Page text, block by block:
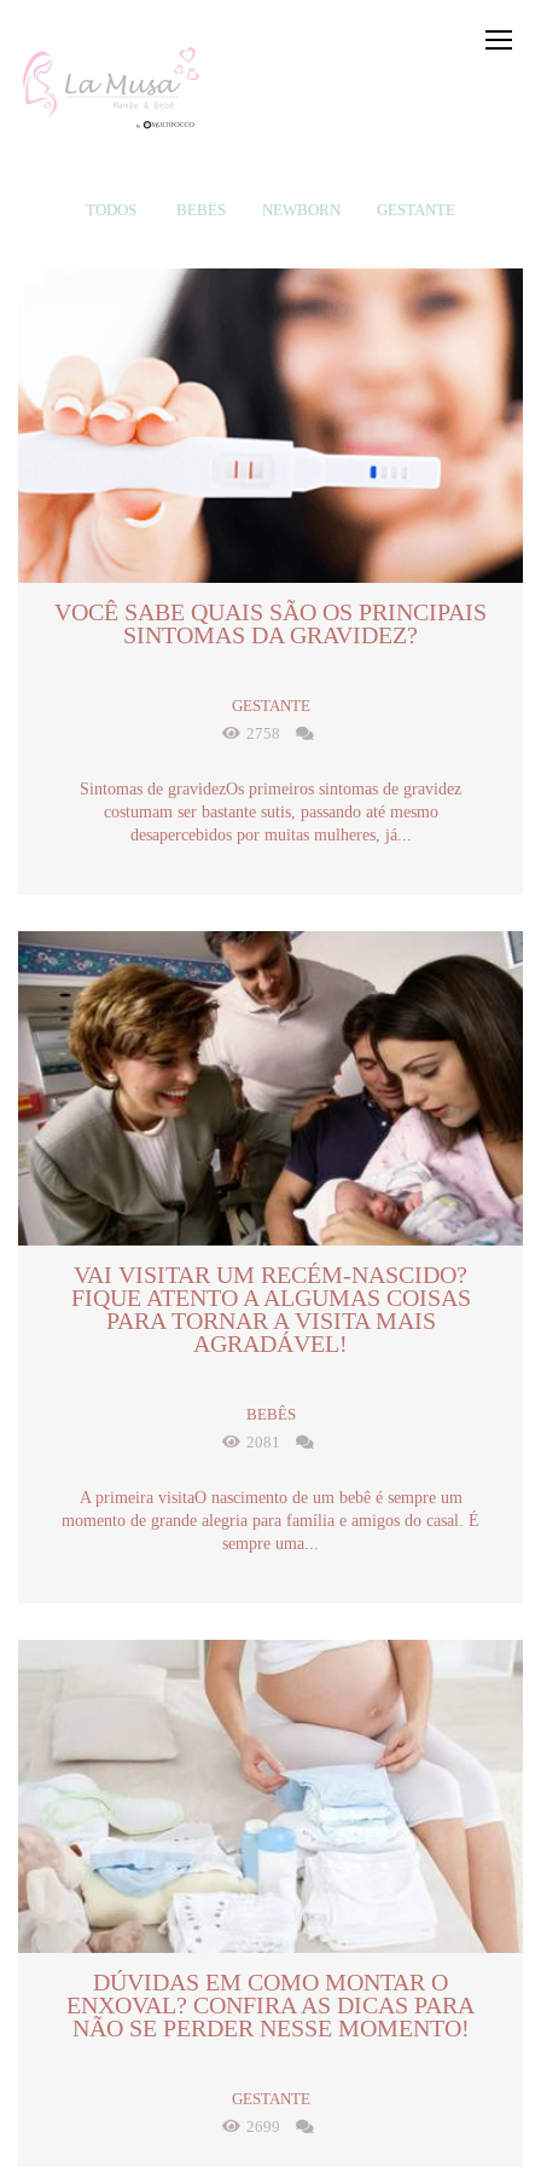
TODOS BEBÊS NEWBORN GESTANTE
VOCÊ SABE QUAIS SÃO OS PRINCIPAIS
SINTOMAS DA GRAVIDEZ?
GESTANTE
2758
Sintomas de gravidezOs primeiros sintomas de gravidez
costumam ser bastante sutis, passando até mesmo
desapercebidos por muitas mulheres, já...
VAI VISITAR UM RECÉM-NASCIDO?
FIQUE ATENTO A ALGUMAS COISAS
PARA TORNAR A VISITA MAIS
AGRADÁVEL!
BEBÊS
2081
A primeira visitaO nascimento de um bebê é sempre um
momento de grande alegria para família e amigos do casal. É
sempre uma...
DÚVIDAS EM COMO MONTAR O
ENXOVAL? CONFIRA AS DICAS PARA
NÃO SE PERDER NESSE MOMENTO!
GESTANTE
2699